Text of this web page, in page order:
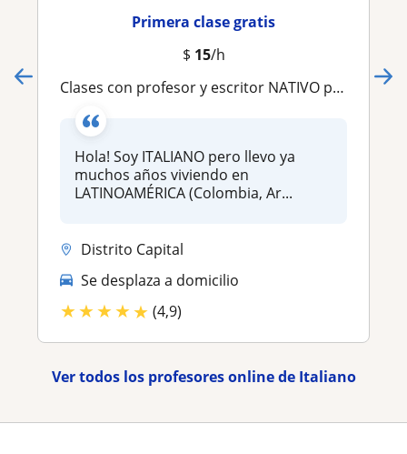
Primera clase gratis
$ 15/h
Clases con profesor y escritor NATIVO por Zoom (USD)
Hola! Soy ITALIANO pero llevo ya
muchos años viviendo en
LATINOAMÉRICA (Colombia, Ar...
Distrito Capital
Se desplaza a domicilio
★★★★★ (4,9)
Ver todos los profesores online de Italiano